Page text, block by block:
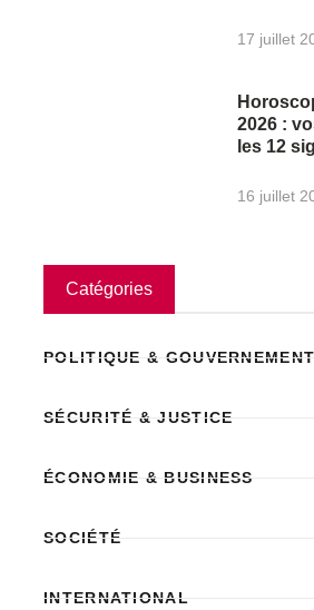
17 juillet
2026 :
les 12
16 juillet
Catégories
POLITIQUE & GOUVERNEMENT
SÉCURITÉ & JUSTICE
ÉCONOMIE & BUSINESS
SOCIÉTÉ
INTERNATIONAL